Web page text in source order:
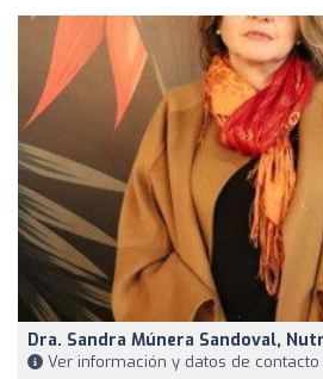
Dra. Sandra Múnera Sandoval,
Ver información y datos de contacto